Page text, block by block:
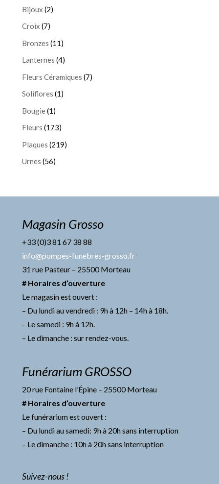
Bijoux (2)
Croix (7)
Bronzes (11)
Lanternes (4)
Fleurs Céramiques (7)
Soliflores (1)
Bougie(1)
Fleurs (173)
Plaques (219)
Urnes (56)
Magasin Grosso
+33 (0)3 81 67 38 88
info@pompes-funebres-grosso.fr
31 rue Pasteur – 25500 Morteau
# Horaires d’ouverture
Le magasin est ouvert :
– Du lundi au vendredi : 9h à 12h – 14h à 18h.
– Le samedi : 9h à 12h.
– Le dimanche : sur rendez-vous.
Funérarium GROSSO
20 rue Fontaine l’Épine – 25500 Morteau
# Horaires d’ouverture
Le funérarium est ouvert :
– Du lundi au samedi: 9h à 20h sans interruption
– Le dimanche : 10h à 20h sans interruption
Suivez-nous !